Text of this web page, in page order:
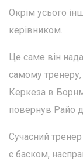
Окрім усього
керівником.
Це саме він
самому тренеру,
Керкеза в
повернув Райо
Сучасний
є баском,